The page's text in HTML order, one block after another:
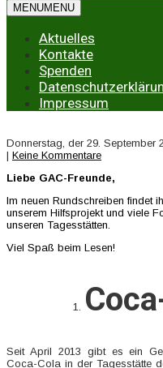
MENUMENU
Aktuelles
Kontakte
Spenden
Impressum
Donnerstag, der 29. September
| Keine Kommentare
Liebe GAC-Freunde,
Im neuen Rundschreiben findet
unserem Hilfsprojekt und viele
unseren Tagesstätten.
Viel Spaß beim Lesen!
Seit April 2013 gibt es ein
Coca-Cola in der Tagesstätte